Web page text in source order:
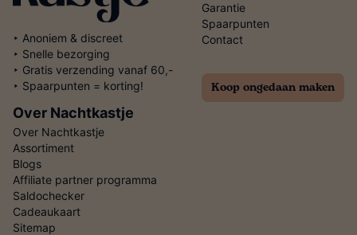
‣ Anoniem & discreet
‣ Snelle bezorging
‣ Gratis verzending vanaf 60,-
‣ Spaarpunten = korting!
Garantie
Spaarpunten
Contact
Koop ongedaan maken
Over Nachtkastje
Over Nachtkastje
Assortiment
Blogs
Affiliate partner programma
Saldochecker
Cadeaukaart
Sitemap